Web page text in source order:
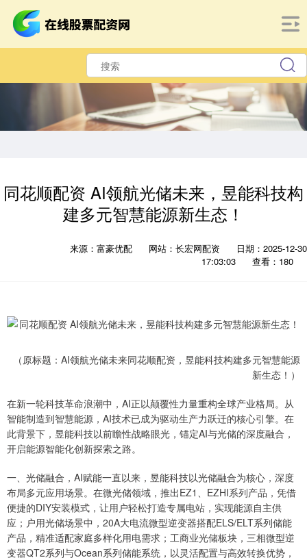
同花顺配资 AI领航光储未来，昱能科技构
建多元智慧能源新生态！
来源：富豪优配 网站：长宏网配资
日期：2025-12-30
17:03:03
查看：180
（原标题：AI领航光储未来同花顺配资，昱能科技构建多元智慧能源
新生态！）
在新一轮科技革命浪潮中，AI正以颠覆性力量重构全球产业格局。从
智能制造到智慧能源，AI技术已成为驱动生产力跃迁的核心引擎。在
此背景下，昱能科技以前瞻性战略眼光，锚定AI与光储的深度融合，
开启能源智能化创新探索之路。
一、光储融合，AI赋能一直以来，昱能科技以光储融合为核心，深度
布局多元应用场景。在微光储领域，推出EZ1、EZHI系列产品，凭借
便捷的DIY安装模式，让用户轻松打造专属电站，实现能源自主供
应；户用光储场景中，20A大电流微型逆变器搭配ELS/ELT系列储能
产品，精准适配家庭多样化用电需求；工商业光储板块，三相微型逆
变器QT2系列与Ocean系列储能系统，以灵活配置与高效转换优势，